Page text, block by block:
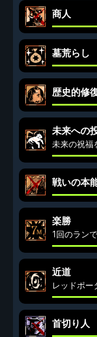
商人
墓荒らし
歴史的修
未来への
未来の祝福
戦いの本
楽勝
1回のラン
近道
レッドポー
首切り人